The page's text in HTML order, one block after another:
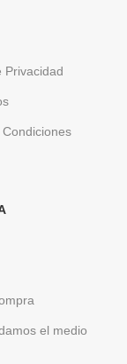
Privacidad
el medio